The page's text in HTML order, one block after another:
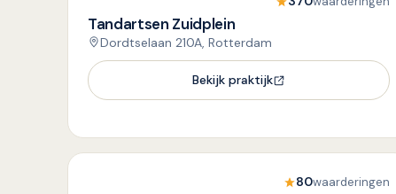
Tandartsen Zuidplein
Dordtselaan 210A, Rotterdam
Bekijk praktijk
80waarderingen